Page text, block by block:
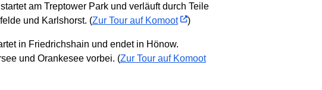
am Treptower Park und verläuft durch Teile
und Karlshorst. (Zur Tour auf Komoot )
in Friedrichshain und endet in Hönow.
und Orankesee vorbei. (Zur Tour auf Komoot